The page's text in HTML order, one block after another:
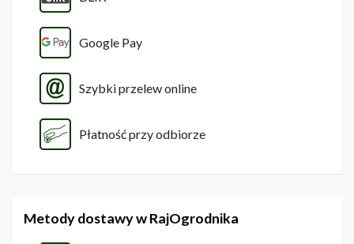
Google Pay
Szybki przelew online
Płatność przy odbiorze
Metody dostawy w RajOgrodnika